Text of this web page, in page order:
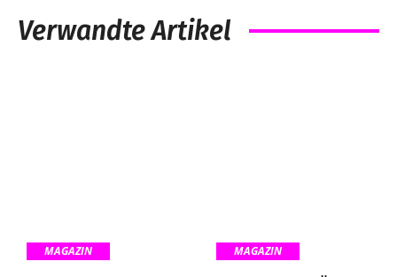
Verwandte Artikel
MAGAZIN MAGAZIN